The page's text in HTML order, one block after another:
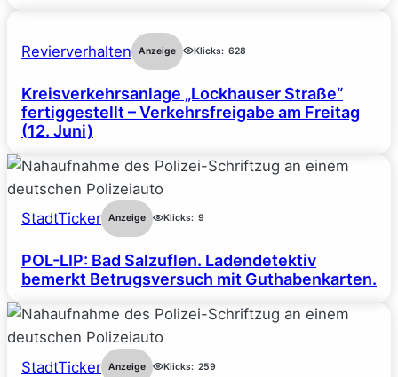
Revierverhalten Anzeige Klicks: 628
Kreisverkehrsanlage „Lockhauser Straße“
fertiggestellt – Verkehrsfreigabe am Freitag
(12. Juni)
StadtTicker Anzeige Klicks: 9
POL-LIP: Bad Salzuflen. Ladendetektiv
bemerkt Betrugsversuch mit Guthabenkarten.
StadtTicker Anzeige Klicks: 259